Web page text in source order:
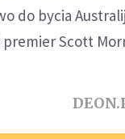
do bycia
premier Scott